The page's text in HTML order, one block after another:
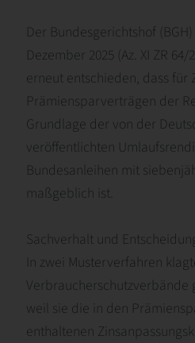
Der Bundesgerichtshof
Dezember 2025 (Az. XI ZR 64/
erneut entschieden, dass für
Prämiensparverträgen der
Grundlage der von der
veröffentlichten
Bundesanleihen mit
maßgeblich ist.
Sachverhalt und
In zwei Musterverfahren
Verbraucherschutzverbände
weil sie die in den
enthaltenen